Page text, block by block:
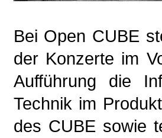
Bei Open CUBE
der Konzerte im
Aufführung die
Technik im
des CUBE sowie